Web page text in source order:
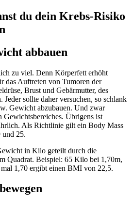
du dein Krebs-Risiko
abbauen
zu viel. Denn Körperfett erhöht
das Auftreten von Tumoren der
Brust und Gebärmutter, des
sollte daher versuchen, so schlank
Gewicht abzubauen. Und zwar
Gewichtsbereiches. Übrigens ist
Als Richtlinie gilt ein Body Mass
25.
in Kilo geteilt durch die
Quadrat. Beispiel: 65 Kilo bei 1,70m,
1,70 ergibt einen BMI von 22,5.